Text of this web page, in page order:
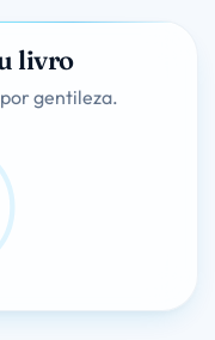
livro
gentileza.